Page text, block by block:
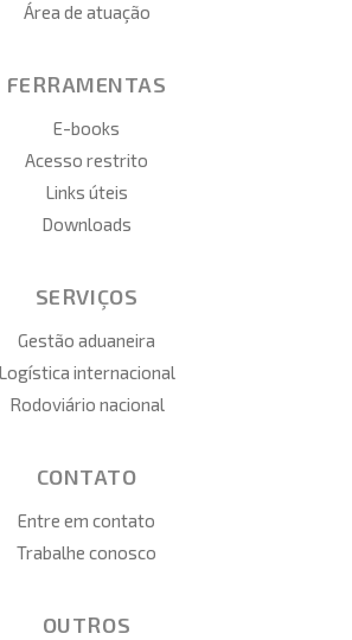
Área de atuação
FERRAMENTAS
E-books
Acesso restrito
Links úteis
Downloads
SERVIÇOS
Gestão aduaneira
Logística internacional
Rodoviário nacional
CONTATO
Entre em contato
Trabalhe conosco
OUTROS